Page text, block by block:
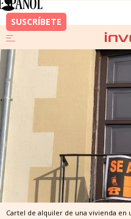
Cartel de alquiler de una vivienda en